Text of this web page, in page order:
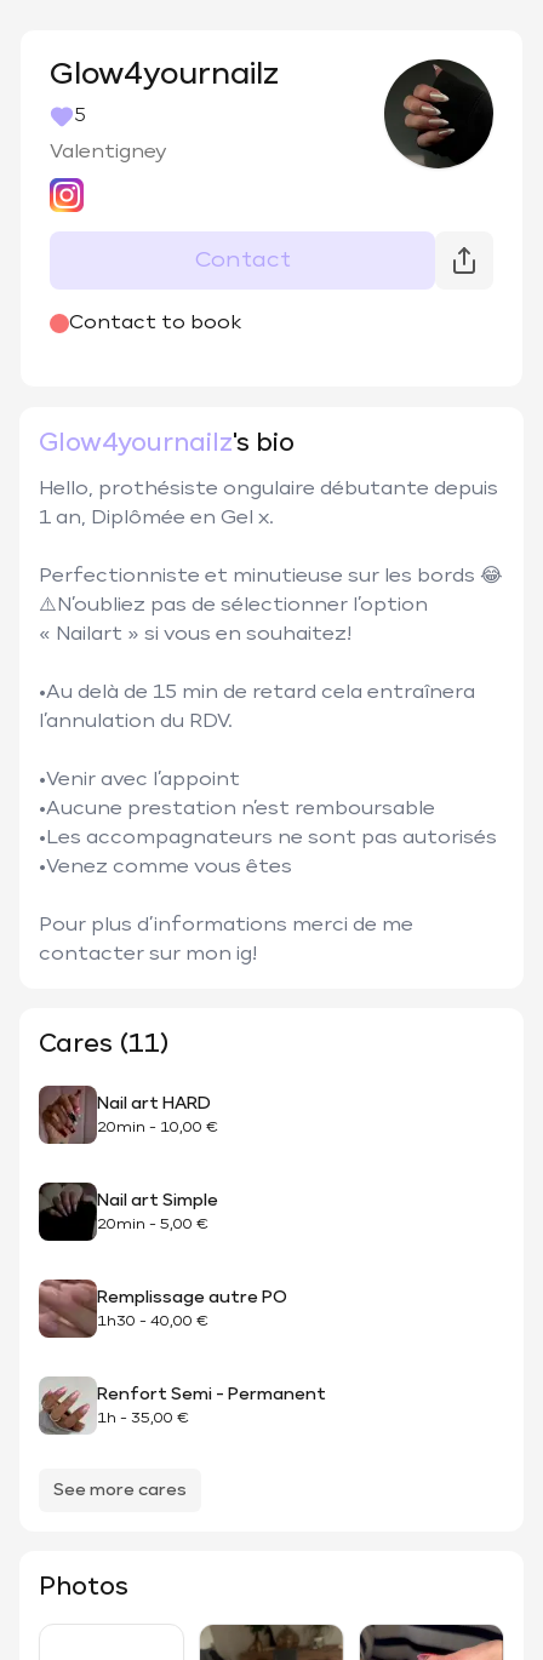
Glow4yournailz
5
Valentigney
Contact
Contact to book
@glow4yournailz
Glow4yournailz's bio
Hello, prothésiste ongulaire débutante depuis
1 an, Diplômée en Gel x.
Perfectionniste et minutieuse sur les bords 😂
⚠️N’oubliez pas de sélectionner l’option
« Nailart » si vous en souhaitez!
•Au delà de 15 min de retard cela entraînera
l’annulation du RDV.
•Venir avec l’appoint
•Aucune prestation n’est remboursable
•Les accompagnateurs ne sont pas autorisés
•Venez comme vous êtes
Pour plus d’informations merci de me
contacter sur mon ig!
Cares (11)
Nail art HARD
20min - 10,00 €
Nail art Simple
20min - 5,00 €
Remplissage autre PO
1h30 - 40,00 €
Renfort Semi - Permanent
1h - 35,00 €
See more cares
Photos